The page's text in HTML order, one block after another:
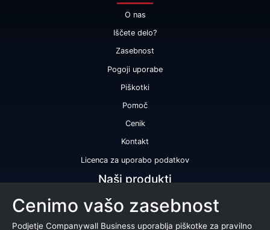
O nas
Iščete delo?
Zasebnost
Pogoji uporabe
Piškotki
Pomoč
Cenik
Kontakt
Licenca za uporabo podatkov
Naši produkti
Bonitetna ocena
Bonitetno poročilo
Cenimo vašo zasebnost
Podjetje Companywall Business uporablja piškotke za pravilno